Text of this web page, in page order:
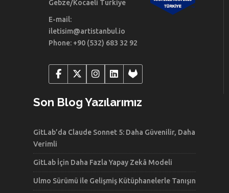
Gebze/Kocaeli Turkiye
E-mail:
iletisim@artistanbul.io
Phone: +90 (532) 683 32 92
Son Blog Yazılarımız
GitLab’da Claude Sonnet 5: Daha Güvenilir, Daha
Verimli
GitLab İçin Daha Fazla Yapay Zekâ Modeli
Ulmo Sürümü ile Gelişmiş Kütüphanelerle Tanışın